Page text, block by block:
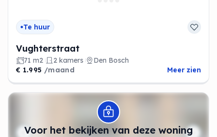
Te huur
Vughterstraat
71 m2 2 kamers
Den Bosch
€ 1.995 /maand Meer zien
Voor het bekijken van deze woning
Modal openen